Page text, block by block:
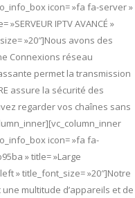
icon= »fa fa-server »
IPTV AVANCÉ »
»20″]Nous avons des
Connexions réseau
permet la transmission
assure la sécurité des
regarder vos chaînes sans
icon= »fa fa-
» title= »Large
» title_font_size= »20″]Notre
multitude d’appareils et de